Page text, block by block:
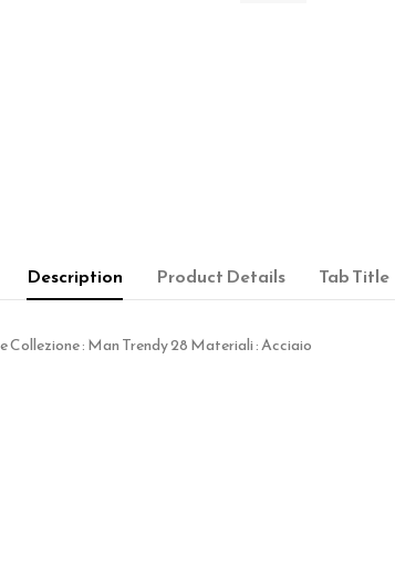
Description Product Details Tab Title
Collezione : Man Trendy 28 Materiali : Acciaio